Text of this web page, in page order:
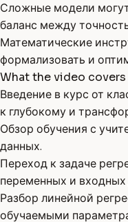
Сложные модели
баланс между
Математические
формализовать и
What the video covers
Введение в курс от
к глубокому и
Обзор обучения с
данных.
Переход к задаче
переменных и входных
Разбор линейной
обучаемыми